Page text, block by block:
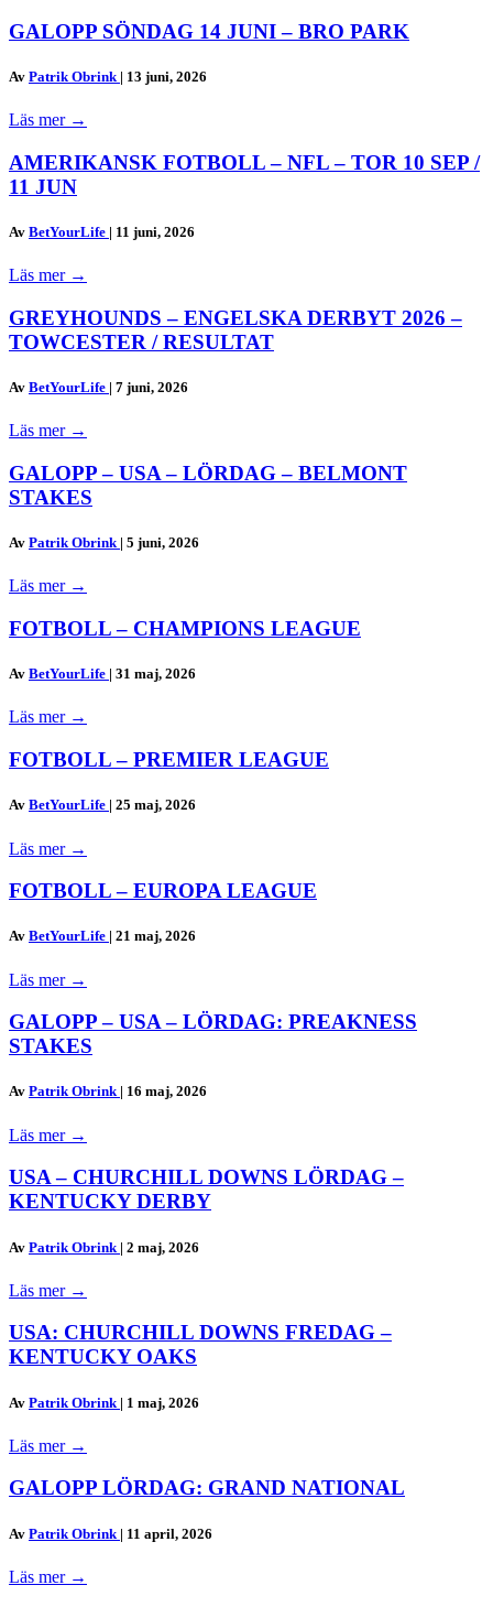
GALOPP SÖNDAG 14 JUNI – BRO PARK
Av Patrik Obrink | 13 juni, 2026
Läs mer →
AMERIKANSK FOTBOLL – NFL – TOR 10 SEP /
11 JUN
Av BetYourLife | 11 juni, 2026
Läs mer →
GREYHOUNDS – ENGELSKA DERBYT 2026 –
TOWCESTER / RESULTAT
Av BetYourLife | 7 juni, 2026
Läs mer →
GALOPP – USA – LÖRDAG – BELMONT
STAKES
Av Patrik Obrink | 5 juni, 2026
Läs mer →
FOTBOLL – CHAMPIONS LEAGUE
Av BetYourLife | 31 maj, 2026
Läs mer →
FOTBOLL – PREMIER LEAGUE
Av BetYourLife | 25 maj, 2026
Läs mer →
FOTBOLL – EUROPA LEAGUE
Av BetYourLife | 21 maj, 2026
Läs mer →
GALOPP – USA – LÖRDAG: PREAKNESS
STAKES
Av Patrik Obrink | 16 maj, 2026
Läs mer →
USA – CHURCHILL DOWNS LÖRDAG –
KENTUCKY DERBY
Av Patrik Obrink | 2 maj, 2026
Läs mer →
USA: CHURCHILL DOWNS FREDAG –
KENTUCKY OAKS
Av Patrik Obrink | 1 maj, 2026
Läs mer →
GALOPP LÖRDAG: GRAND NATIONAL
Av Patrik Obrink | 11 april, 2026
Läs mer →